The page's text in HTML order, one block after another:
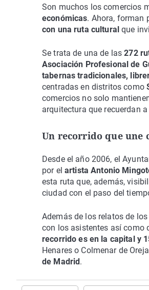
Son muchos los comercios
económicas. Ahora, forman
con una ruta cultural que
Se trata de una de las272
Asociación Profesional de
tabernas tradicionales,
centradas en distritos como
comercios no solo
arquitectura que recuerdan
Un recorrido que une
Desde el año 2006, el
por el artista Antonio
esta ruta que, además,
ciudad con el paso del
Además de los relatos de
con los asistentes así como
recorrido es en la capital y
Henares o Colmenar de
de Madrid .